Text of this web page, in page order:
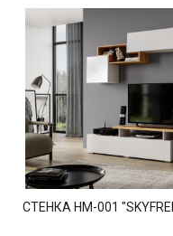
СТЕНКА НМ-001